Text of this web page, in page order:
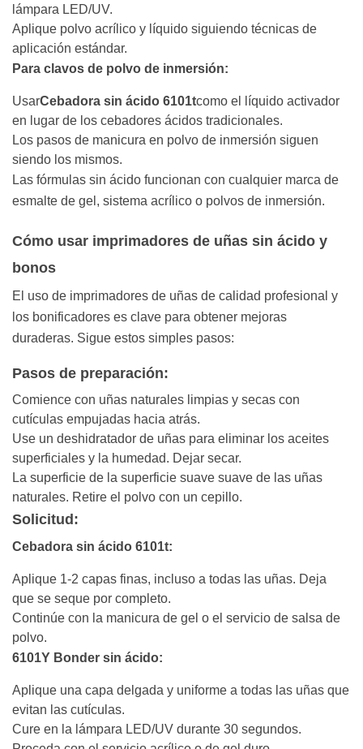
lámpara LED/UV.
Aplique polvo acrílico y líquido siguiendo técnicas de
aplicación estándar.
Para clavos de polvo de inmersión:
UsarCebadora sin ácido 6101tcomo el líquido activador
en lugar de los cebadores ácidos tradicionales.
Los pasos de manicura en polvo de inmersión siguen
siendo los mismos.
Las fórmulas sin ácido funcionan con cualquier marca de
esmalte de gel, sistema acrílico o polvos de inmersión.
Cómo usar imprimadores de uñas sin ácido y
bonos
El uso de imprimadores de uñas de calidad profesional y
los bonificadores es clave para obtener mejoras
duraderas. Sigue estos simples pasos:
Pasos de preparación:
Comience con uñas naturales limpias y secas con
cutículas empujadas hacia atrás.
Use un deshidratador de uñas para eliminar los aceites
superficiales y la humedad. Dejar secar.
La superficie de la superficie suave suave de las uñas
naturales. Retire el polvo con un cepillo.
Solicitud:
Cebadora sin ácido 6101t:
Aplique 1-2 capas finas, incluso a todas las uñas. Deja
que se seque por completo.
Continúe con la manicura de gel o el servicio de salsa de
polvo.
6101Y Bonder sin ácido:
Aplique una capa delgada y uniforme a todas las uñas que
evitan las cutículas.
Cure en la lámpara LED/UV durante 30 segundos.